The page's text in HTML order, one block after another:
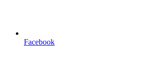
Facebook